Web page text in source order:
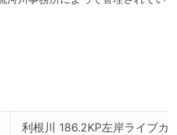
利根川 186.2KP左岸ライブカ